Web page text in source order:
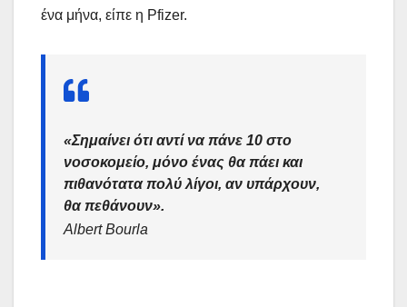
ένα μήνα, είπε η Pfizer.
«Σημαίνει ότι αντί να πάνε 10 στο
νοσοκομείο, μόνο ένας θα πάει και
πιθανότατα πολύ λίγοι, αν υπάρχουν,
θα πεθάνουν».
Albert Bourla